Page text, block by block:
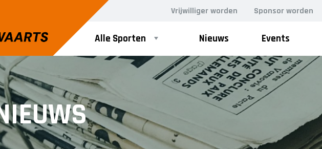
Vrijwilliger worden Sponsor worden
Alle Sporten Nieuws Events